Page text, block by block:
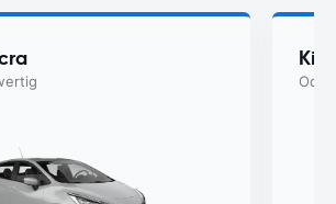
Kia